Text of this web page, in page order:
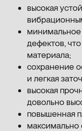
высокая
минимальное
дефектов,
материала;
сохранение
и легкая
высокая
довольно
повышенная
максимально